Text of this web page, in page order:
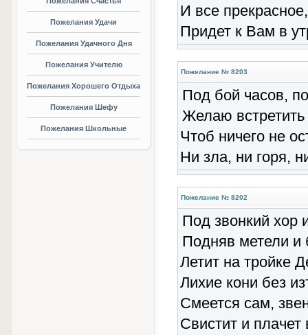
Пожелания Удачи
Пожелания Удачного Дня
Пожелания Учителю
Пожелания Хорошего Отдыха
Пожелания Шефу
Пожелания Школьные
И все
Придет к Вам в
Пожелание № 8203
Под бой часов,
Желаю
Чтоб ничего не
Ни зла, ни горя,
Пожелание № 8202
Под звонкий хор
Подняв метели и
Летит на тройке
Лихие кони без
Смеется сам,
Свистит и плачет